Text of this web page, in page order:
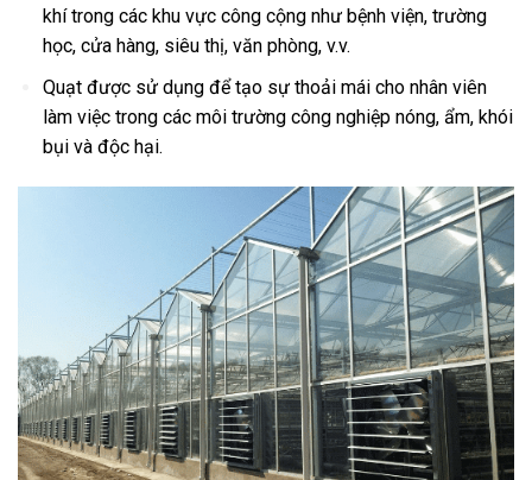
khí trong các khu vực công cộng như bệnh viện, trường
học, cửa hàng, siêu thị, văn phòng, v.v.
Quạt được sử dụng để tạo sự thoải mái cho nhân viên
làm việc trong các môi trường công nghiệp nóng, ẩm, khói
bụi và độc hại.